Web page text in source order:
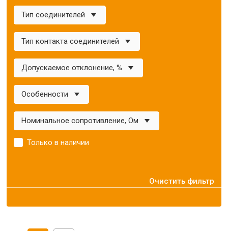
Тип соединителей
Тип контакта соединителей
Допускаемое отклонение, %
Особенности
Номинальное сопротивление, Ом
Только в наличии
Очистить фильтр